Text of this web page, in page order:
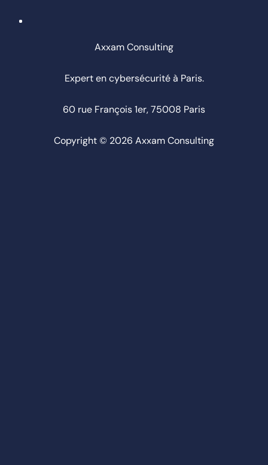
Axxam Consulting
Expert en cybersécurité à Paris.
60 rue François 1er, 75008 Paris
Copyright © 2026 Axxam Consulting